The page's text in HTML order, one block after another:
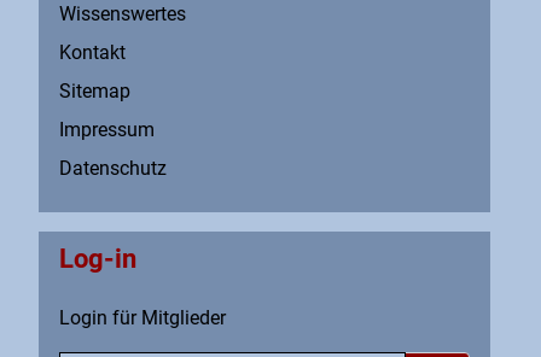
Wissenswertes
Kontakt
Sitemap
Impressum
Datenschutz
Log-in
Login für Mitglieder